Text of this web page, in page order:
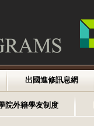
出國進修訊息網
院外籍學友制度